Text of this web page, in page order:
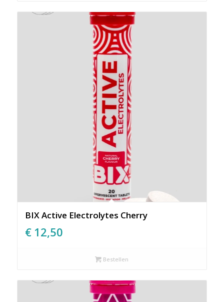
BIX Active Electrolytes Cherry
€ 12,50
Bestellen